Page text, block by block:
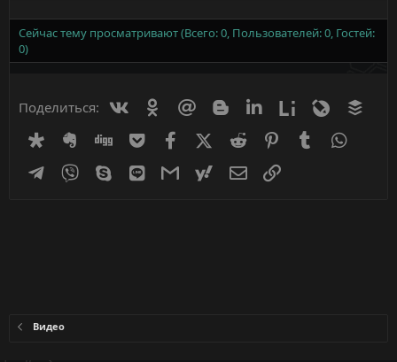
Сейчас тему просматривают (Всего: 0, Пользователей: 0, Гостей:
0)
Поделиться: ВконтактеОдноклассники
Mail.ru BloggerLinkedinLiveinternet
Livejournal
DiasporaEvernoteDigg GetpocketFacebookX (Twitter)
Reddit PinterestTumblr
Telegram
Viber Skype Line GmailyahoomailЭлектронная почта
Видео